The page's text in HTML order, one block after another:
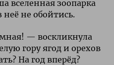
вселенная зоопарка
не обойтись.
— воскликнула
гору ягод и орехов
На год вперёд?